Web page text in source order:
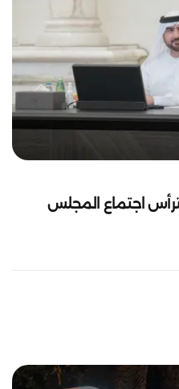
اجتماع المجلس